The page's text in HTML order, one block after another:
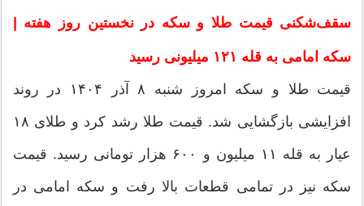
سقف‌شکنی قیمت طلا و سکه در نخستین روز هفته |
سکه امامی به قله ۱۲۱ میلیونی رسید
قیمت طلا و سکه امروز شنبه ۸ آذر ۱۴۰۴ در روند
افزایشی بازگشایی شد. قیمت طلا رشد کرد و طلای ۱۸
عیار به قله ۱۱ میلیون و ۶۰۰ هزار تومانی رسید. قیمت
سکه نیز در تمامی قطعات بالا رفت و سکه امامی در